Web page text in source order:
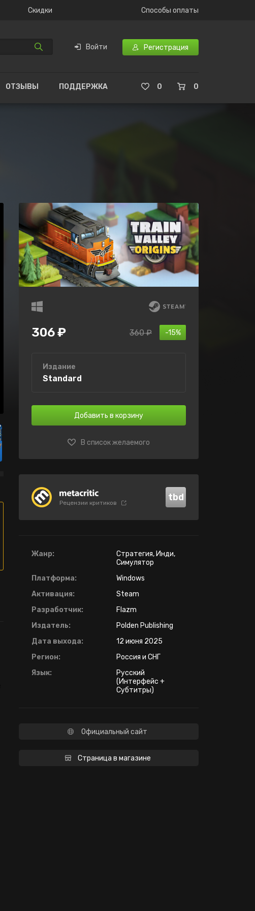
Скидки Способы оплаты
Войти Регистрация
ОТЗЫВЫ ПОДДЕРЖКА 0
0
306 ₽ -15%
360 ₽
Издание
Standard
Добавить в корзину
В список желаемого
Рецензии критиков tbd
Жанр:
Стратегия, Инди,
Симулятор
Платформа:
Windows
Активация:
Steam
Разработчик:
Flazm
Издатель:
Polden Publishing
Дата выхода:
12 июня 2025
Регион:
Россия и СНГ
Язык:
Русский
(Интерфейс +
Субтитры)
Официальный сайт
Страница в магазине